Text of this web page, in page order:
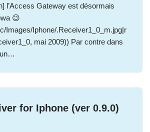
l’Access Gateway est désormais
😉
Images/Iphone/.Receiver1_0_m.jpg|r
mai 2009)) Par contre dans
for Iphone (ver 0.9.0)